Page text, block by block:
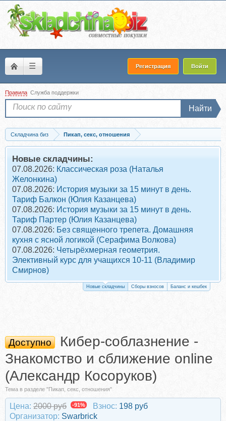
☰ Регистрация Войти
Правила Служба поддержки
Найти
Складчина биз
Пикап, секс, отношения
Скачать Кибер-соблазнение - Знакомство и сближение online (Александр
Новые складчины:
07.08.2026: Классическая роза (Наталья
Желонкина)
07.08.2026: История музыки за 15 минут в день.
Тариф Балкон (Юлия Казанцева)
07.08.2026: История музыки за 15 минут в день.
Тариф Партер (Юлия Казанцева)
07.08.2026: Без священного трепета. Домашняя
кухня с ясной логикой (Серафима Волкова)
07.08.2026: Четырёхмерная геометрия.
Элективный курс для учащихся 10-11 (Владимир
Смирнов)
Новые складчины Сборы взносов Баланс и кешбек
Доступно
Кибер-соблазнение -
Знакомство и сближение online
(Александр Косоруков)
Тема в разделе "Пикап, секс, отношения"
Цена: 2000 руб -91% Взнос: 198 руб
Организатор: Swarbrick